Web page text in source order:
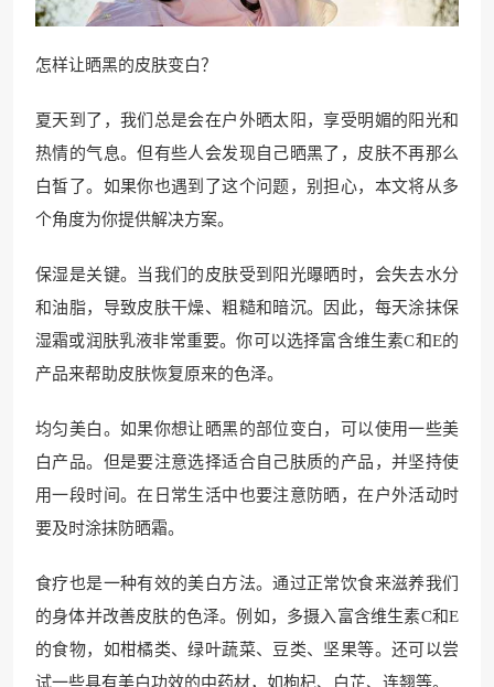
怎样让晒黑的皮肤变白？
夏天到了，我们总是会在户外晒太阳，享受明媚的阳光和
热情的气息。但有些人会发现自己晒黑了，皮肤不再那么
白皙了。如果你也遇到了这个问题，别担心，本文将从多
个角度为你提供解决方案。
保湿是关键。当我们的皮肤受到阳光曝晒时，会失去水分
和油脂，导致皮肤干燥、粗糙和暗沉。因此，每天涂抹保
湿霜或润肤乳液非常重要。你可以选择富含维生素C和E的
产品来帮助皮肤恢复原来的色泽。
均匀美白。如果你想让晒黑的部位变白，可以使用一些美
白产品。但是要注意选择适合自己肤质的产品，并坚持使
用一段时间。在日常生活中也要注意防晒，在户外活动时
要及时涂抹防晒霜。
食疗也是一种有效的美白方法。通过正常饮食来滋养我们
的身体并改善皮肤的色泽。例如，多摄入富含维生素C和E
的食物，如柑橘类、绿叶蔬菜、豆类、坚果等。还可以尝
试一些具有美白功效的中药材，如枸杞、白芷、连翘等。